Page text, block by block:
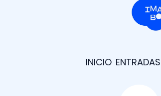
INICIO ENTRADAS